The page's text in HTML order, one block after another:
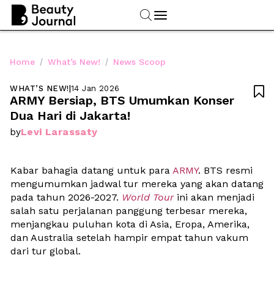
Home / What’s New! / News Scoop
WHAT’S NEW!|14 Jan 2026
ARMY Bersiap, BTS Umumkan Konser
Dua Hari di Jakarta!
byLevi Larassaty

Kabar bahagia datang untuk para ARMY. BTS resmi
mengumumkan jadwal tur mereka yang akan datang
pada tahun 2026-2027. World Tour ini akan menjadi
salah satu perjalanan panggung terbesar mereka,
menjangkau puluhan kota di Asia, Eropa, Amerika,
dan Australia setelah hampir empat tahun vakum
dari tur global.